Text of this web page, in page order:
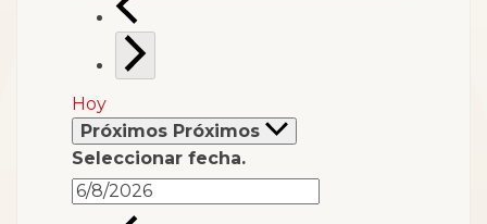
Hoy
Próximos Próximos
Seleccionar fecha.